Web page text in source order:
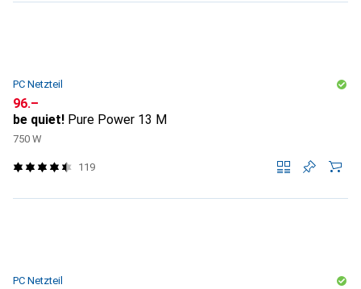
PC Netzteil
CHF
96.–
be quiet! Pure Power 13 M
750 W
119
PC Netzteil